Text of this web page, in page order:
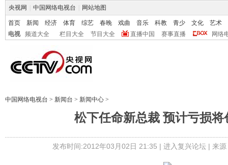
央视网 中国网络电视台 网站地图
首页 新闻 经济 体育 综艺 春晚 戏曲 音乐 科教 青少 文化
艺术
电视
频道大全 栏目大全 节目大全 直播中国 赛事直播 网络
中国网络电视台 > 新闻台 > 新闻中心 >
松下任命新总裁 预计亏损将
发布时间:2012年03月02日 21:35 | 进入复兴论坛| 来源